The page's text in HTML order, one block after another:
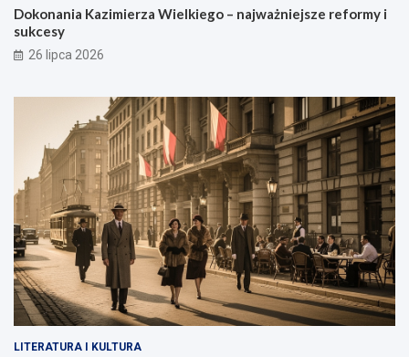
Dokonania Kazimierza Wielkiego – najważniejsze reformy i
sukcesy
26 lipca 2026
LITERATURA I KULTURA